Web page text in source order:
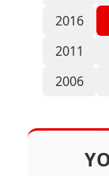
2016
2011
2006